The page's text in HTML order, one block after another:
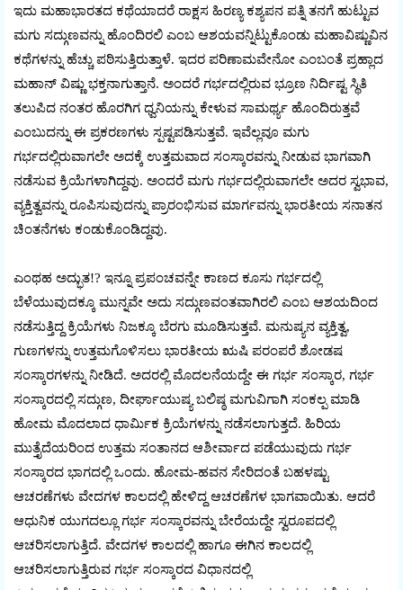
ಇದು ಮಹಾಭಾರತದ ಕಥೆಯಾದರೆ ರಾಕ್ಷಸ ಹಿರಣ್ಯ ಕಶ್ಯಪನ ಪತ್ನಿ ತನಗೆ ಹುಟ್ಟುವ
ಮಗು ಸದ್ಗುಣವನ್ನು ಹೊಂದಿರಲಿ ಎಂಬ ಆಶಯವನ್ನಿಟ್ಟುಕೊಂಡು ಮಹಾವಿಷ್ಣುವಿನ
ಕಥೆಗಳನ್ನು ಹೆಚ್ಚು ಪಠಿಸುತ್ತಿರುತ್ತಾಳೆ. ಇದರ ಪರಿಣಾಮವೇನೋ ಎಂಬಂತೆ ಪ್ರಹ್ಲಾದ
ಮಹಾನ್ ವಿಷ್ಣು ಭಕ್ತನಾಗುತ್ತಾನೆ. ಅಂದರೆ ಗರ್ಭದಲ್ಲಿರುವ ಭ್ರೂಣ ನಿರ್ದಿಷ್ಟ ಸ್ಥಿತಿ
ತಲುಪಿದ ನಂತರ ಹೊರಗಿಗ ಧ್ವನಿಯನ್ನು ಕೇಳುವ ಸಾಮರ್ಥ್ಯ ಹೊಂದಿರುತ್ತವೆ
ಎಂಬುದನ್ನು ಈ ಪ್ರಕರಣಗಳು ಸ್ಪಷ್ಟಪಡಿಸುತ್ತವೆ. ಇವೆಲ್ಲವೂ ಮಗು
ಗರ್ಭದಲ್ಲಿರುವಾಗಲೇ ಅದಕ್ಕೆ ಉತ್ತಮವಾದ ಸಂಸ್ಕಾರವನ್ನು ನೀಡುವ ಭಾಗವಾಗಿ
ನಡೆಸುವ ಕ್ರಿಯೆಗಳಾಗಿದ್ದವು. ಅಂದರೆ ಮಗು ಗರ್ಭದಲ್ಲಿರುವಾಗಲೇ ಅದರ ಸ್ವಭಾವ,
ವ್ಯಕ್ತಿತ್ವವನ್ನು ರೂಪಿಸುವುದನ್ನು ಪ್ರಾರಂಭಿಸುವ ಮಾರ್ಗವನ್ನು ಭಾರತೀಯ ಸನಾತನ
ಚಿಂತನೆಗಳು ಕಂಡುಕೊಂಡಿದ್ದವು.
ಎಂಥಹ ಅದ್ಭುತ!? ಇನ್ನೂ ಪ್ರಪಂಚವನ್ನೇ ಕಾಣದ ಕೂಸು ಗರ್ಭದಲ್ಲಿ
ಬೆಳೆಯುವುದಕ್ಕೂ ಮುನ್ನವೇ ಅದು ಸದ್ಗುಣವಂತವಾಗಿರಲಿ ಎಂಬ ಆಶಯದಿಂದ
ನಡೆಸುತ್ತಿದ್ದ ಕ್ರಿಯೆಗಳು ನಿಜಕ್ಕೂ ಬೆರಗು ಮೂಡಿಸುತ್ತವೆ. ಮನುಷ್ಯನ ವ್ಯಕ್ತಿತ್ವ,
ಗುಣಗಳನ್ನು ಉತ್ತಮಗೊಳಿಸಲು ಭಾರತೀಯ ಋಷಿ ಪರಂಪರೆ ಶೋಡಷ
ಸಂಸ್ಕಾರಗಳನ್ನು ನೀಡಿದೆ. ಅದರಲ್ಲಿ ಮೊದಲನೆಯದ್ದೇ ಈ ಗರ್ಭ ಸಂಸ್ಕಾರ, ಗರ್ಭ
ಸಂಸ್ಕಾರದಲ್ಲಿ ಸದ್ಗುಣ, ದೀರ್ಘಾಯುಷ್ಯ ಬಲಿಷ್ಠ ಮಗುವಿಗಾಗಿ ಸಂಕಲ್ಪ ಮಾಡಿ
ಹೋಮ ಮೊದಲಾದ ಧಾರ್ಮಿಕ ಕ್ರಿಯೆಗಳನ್ನು ನಡೆಸಲಾಗುತ್ತದೆ. ಹಿರಿಯ
ಮುತ್ತೈದೆಯರಿಂದ ಉತ್ತಮ ಸಂತಾನದ ಆಶೀರ್ವಾದ ಪಡೆಯುವುದು ಗರ್ಭ
ಸಂಸ್ಕಾರದ ಭಾಗದಲ್ಲಿ ಒಂದು. ಹೋಮ-ಹವನ ಸೇರಿದಂತೆ ಬಹಳಷ್ಟು
ಆಚರಣೆಗಳು ವೇದಗಳ ಕಾಲದಲ್ಲಿ ಹೇಳಿದ್ದ ಆಚರಣೆಗಳ ಭಾಗವಾಯಿತು. ಆದರೆ
ಆಧುನಿಕ ಯುಗದಲ್ಲೂ ಗರ್ಭ ಸಂಸ್ಕಾರವನ್ನು ಬೇರೆಯದ್ದೇ ಸ್ವರೂಪದಲ್ಲಿ
ಆಚರಿಸಲಾಗುತ್ತಿದೆ. ವೇದಗಳ ಕಾಲದಲ್ಲಿ ಹಾಗೂ ಈಗಿನ ಕಾಲದಲ್ಲಿ
ಆಚರಿಸಲಾಗುತ್ತಿರುವ ಗರ್ಭ ಸಂಸ್ಕಾರದ ವಿಧಾನದಲ್ಲಿ